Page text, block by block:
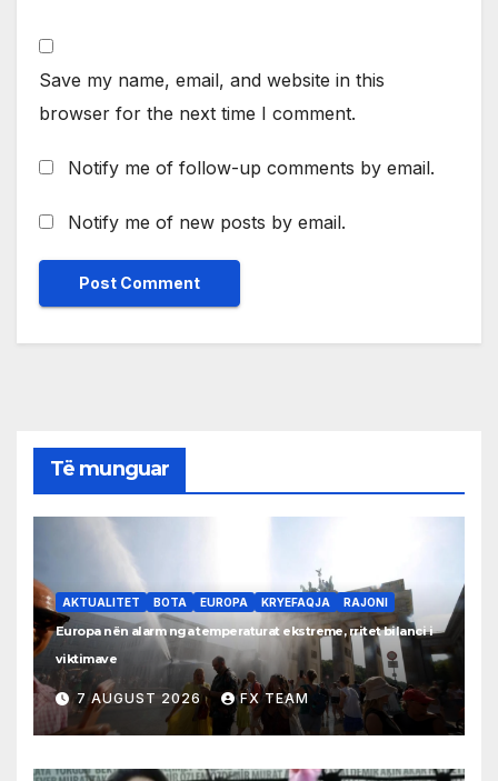
Save my name, email, and website in this
browser for the next time I comment.
Notify me of follow-up comments by email.
Notify me of new posts by email.
Të munguar
AKTUALITET BOTA EUROPA KRYEFAQJA RAJONI
Europa nën alarm nga temperaturat ekstreme, rritet bilanci i
viktimave
7 AUGUST 2026 FX TEAM